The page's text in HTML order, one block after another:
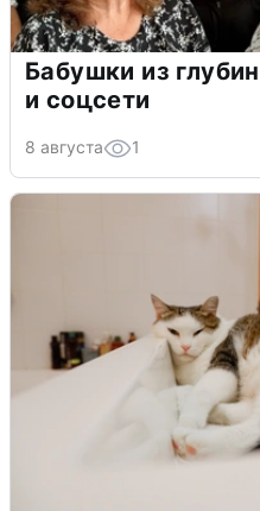
Бабушки из
и соцсети
8 августа 1